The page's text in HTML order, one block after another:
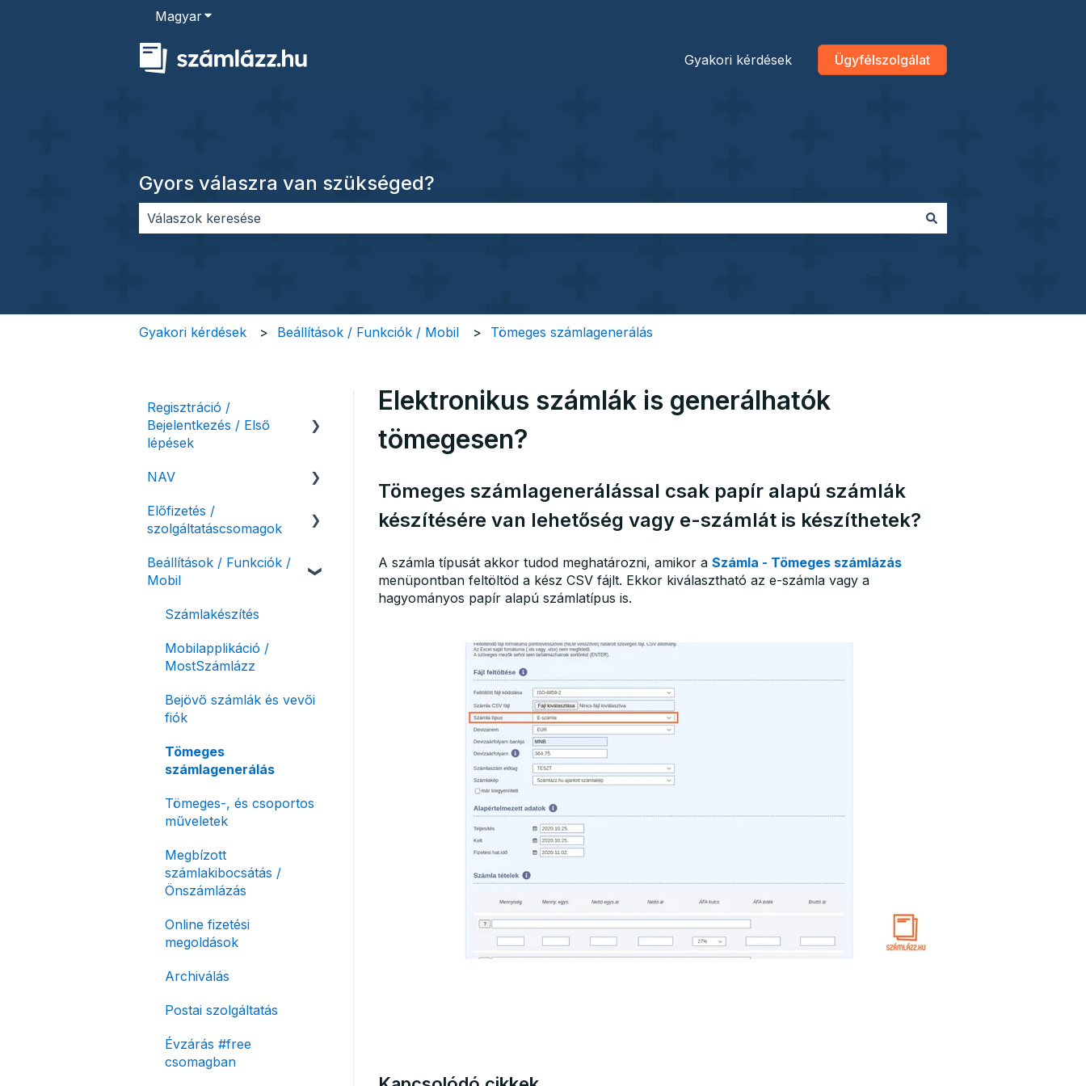
MagyarAlmenü megjelenítése fordításokhoz
Gyakori kérdések Ügyfélszolgálat
Gyors válaszra van szükséged?
Gyakori kérdések Beállítások / Funkciók / Mobil Tömeges számlagenerálás
Elektronikus számlák is generálhatók
tömegesen?
Tömeges számlagenerálással csak papír alapú számlák
készítésére van lehetőség vagy e-számlát is készíthetek?
A számla típusát akkor tudod meghatározni, amikor a Számla - Tömeges számlázás
menüpontban feltöltöd a kész CSV fájlt. Ekkor kiválasztható az e-számla vagy a
hagyományos papír alapú számlatípus is.
Regisztráció /
Bejelentkezés / Első
lépések
Felhasználó beállításai
Számlázási fiók kezdő
beállításai, első lépések
NAV
NAV online
adatszolgáltatás
Adóhatósági ellenőrzés
adatszolgáltatás
NAV pénztárgép feladás
Számlaverzum
Előfizetés /
szolgáltatáscsomagok
Szolgáltatáscsomag
kiválasztása
Szolgáltatáscsomag
Fiók / felhasználó
Díjfizetés / díjtartozás /
Fizetési módok
Beállítások / Funkciók /
Mobil
Számlakészítés
Mobilapplikáció /
MostSzámlázz
Bejövő számlák és vevői
fiók
Tömeges
számlagenerálás
Tömeges-, és csoportos
műveletek
Megbízott
számlakibocsátás /
Önszámlázás
Online fizetési
megoldások
Archiválás
Postai szolgáltatás
Évzárás #free
csomagban